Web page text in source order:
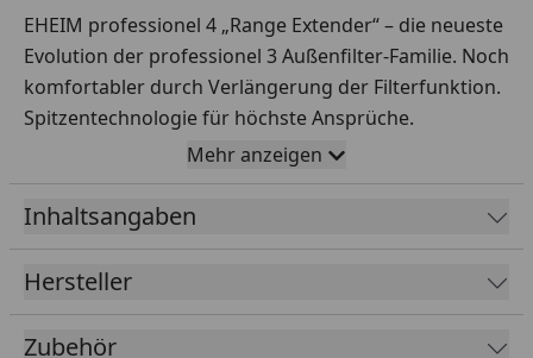
EHEIM professionel 4 „Range Extender“ – die neueste
Evolution der professionel 3 Außenfilter-Familie. Noch
komfortabler durch Verlängerung der Filterfunktion.
Spitzentechnologie für höchste Ansprüche.
Mit EHEIM professionel 4 „Range Extender“
bekommen Sie unsere besten Außenfilter – jetzt mit
Notfall-Knopf.
angenehme Laufruhe, Selbstansaugung, Sicherheits-
Schlauchadapter und viele andere Vorteile, haben wir
Mehr anzeigen
Inhaltsangaben
Hersteller
Zubehör